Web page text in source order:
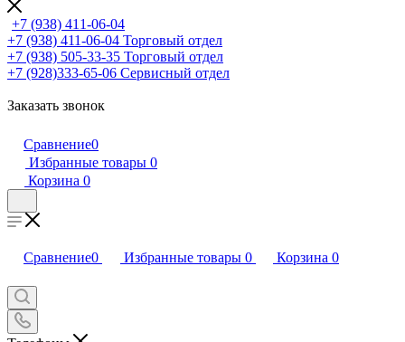
+7 (938) 411-06-04
+7 (938) 411-06-04 Торговый отдел
+7 (938) 505-33-35 Торговый отдел
+7 (928)333-65-06 Сервисный отдел
Заказать звонок
Сравнение0
Избранные товары 0
Корзина 0
Сравнение0 Избранные товары 0 Корзина 0